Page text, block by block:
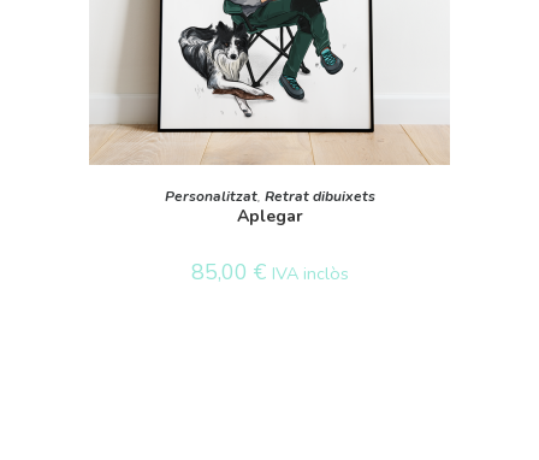
SELECT OPTIONS
Personalitzat, Retrat dibuixets
Aplegar
85,00 € IVA inclòs